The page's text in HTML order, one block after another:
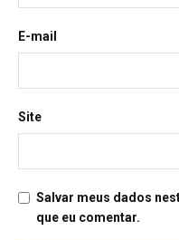
E-mail
Site
Salvar meus dados
que eu comentar.